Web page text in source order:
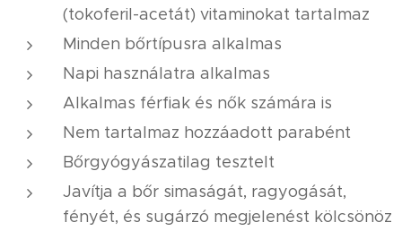
(tokoferil-acetát) vitaminokat tartalmaz
Minden bőrtípusra alkalmas
Napi használatra alkalmas
Alkalmas férfiak és nők számára is
Nem tartalmaz hozzáadott parabént
Bőrgyógyászatilag tesztelt
Javítja a bőr simaságát, ragyogását,
fényét, és sugárzó megjelenést kölcsönöz